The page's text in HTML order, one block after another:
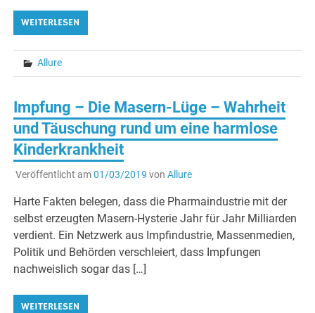
WEITERLESEN
Allure
Impfung – Die Masern-Lüge – Wahrheit
und Täuschung rund um eine harmlose
Kinderkrankheit
Veröffentlicht am01/03/2019 von Allure
Harte Fakten belegen, dass die Pharmaindustrie mit der
selbst erzeugten Masern-Hysterie Jahr für Jahr Milliarden
verdient. Ein Netzwerk aus Impfindustrie, Massenmedien,
Politik und Behörden verschleiert, dass Impfungen
nachweislich sogar das […]
WEITERLESEN